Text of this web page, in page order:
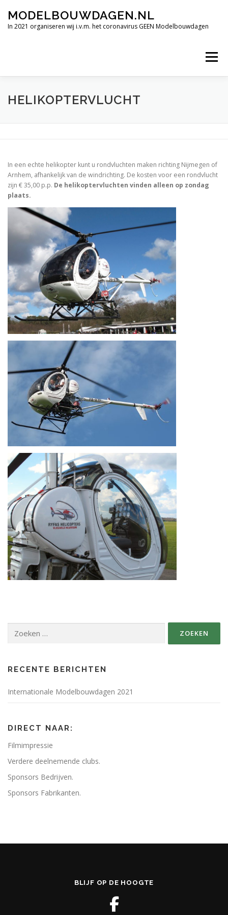
naarMODELBOUWDAGEN.NL
In 2021 organiseren wij i.v.m. het coronavirus GEEN Modelbouwdagen
Menu
TERUGBLIK INTERNATIONALE MODELBOUWDAGEN 2019
VERDERE DEELNEMENDE CLUBS. OPENINGSTIJDEN
CONTACT SPONSORS BEDRIJVEN.
SPONSORS FABRIKANTEN. PERSBERICHT
PLATTEGROND EVENEMENTENTERREIN
HELIKOPTERVLUCHT
In een echte helikopter kunt u rondvluchten maken richting Nijmegen of
Arnhem, afhankelijk van de windrichting. De kosten voor een rondvlucht
zijn € 35,00 p.p. De helikoptervluchten vinden alleen op zondag
plaats.
naar:
RECENTE BERICHTEN
Internationale Modelbouwdagen 2021
DIRECT NAAR:
Filmimpressie
Verdere deelnemende clubs.
Sponsors Bedrijven.
Sponsors Fabrikanten.
BLIJF OP DE HOOGTE